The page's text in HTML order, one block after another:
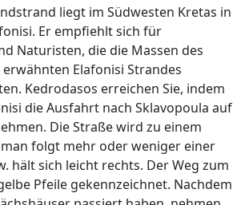
liegt im Südwesten Kretas in
Er empfiehlt sich für
Naturisten, die die Massen des
Elafonisi Strandes
Kedrodasos erreichen Sie, indem
die Ausfahrt nach Sklavopoula auf
Die Straße wird zu einem
folgt mehr oder weniger einer
hält sich leicht rechts. Der Weg zum
Pfeile gekennzeichnet. Nachdem